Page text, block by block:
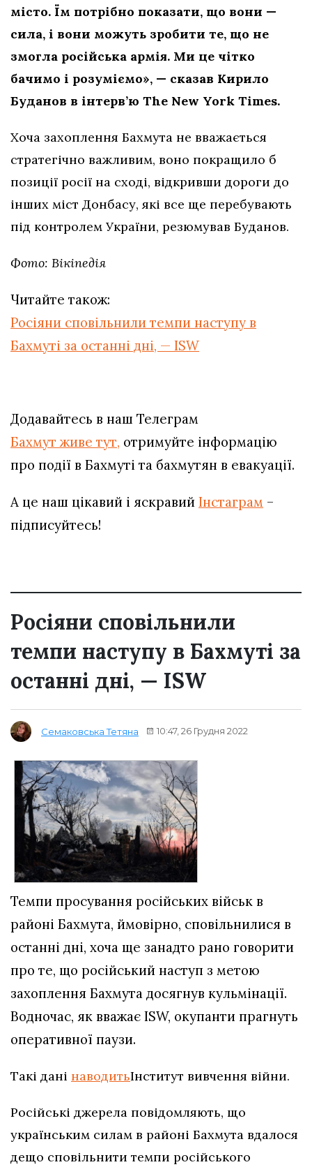
місто. Їм потрібно показати, що вони —
сила, і вони можуть зробити те, що не
змогла російська армія. Ми це чітко
бачимо і розуміємо», — сказав Кирило
Буданов в інтерв’ю The New York Times.
Хоча захоплення Бахмута не вважається
стратегічно важливим, воно покращило б
позиції росії на сході, відкривши дороги до
інших міст Донбасу, які все ще перебувають
під контролем України, резюмував Буданов.
Фото: Вікіпедія
Читайте також:
Росіяни сповільнили темпи наступу в
Бахмуті за останні дні, — ISW
Додавайтесь в наш Телеграм
Бахмут живе тут, отримуйте інформацію
про події в Бахмуті та бахмутян в евакуації.
А це наш цікавий і яскравий Інстаграм –
підписуйтесь!
Росіяни сповільнили
темпи наступу в Бахмуті за
останні дні, — ISW
Семаковська Тетяна 10:47, 26 Грудня 2022
Темпи просування російських військ в
районі Бахмута, ймовірно, сповільнилися в
останні дні, хоча ще занадто рано говорити
про те, що російський наступ з метою
захоплення Бахмута досягнув кульмінації.
Водночас, як вважає ISW, окупанти прагнуть
оперативної паузи.
Такі дані наводитьІнститут вивчення війни.
Російські джерела повідомляють, що
українським силам в районі Бахмута вдалося
дещо сповільнити темпи російського